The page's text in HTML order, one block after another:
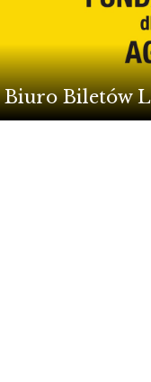
Biuro Biletów